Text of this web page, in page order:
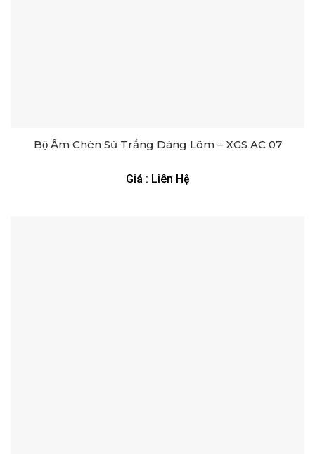
Bộ Ấm Chén Sứ Trắng Dáng Lõm – XGS AC 07
Giá : Liên Hệ